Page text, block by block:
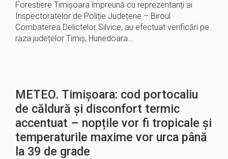
Forestiere Timișoara împreună cu reprezentanți ai
Inspectoratelor de Poliție Județene – Biroul
Combaterea Delictelor Silvice, au efectuat verificări pe
raza județelor Timiș, Hunedoara…
METEO. Timișoara: cod portocaliu
de căldură şi disconfort termic
accentuat – nopțile vor fi tropicale și
temperaturile maxime vor urca până
la 39 de grade